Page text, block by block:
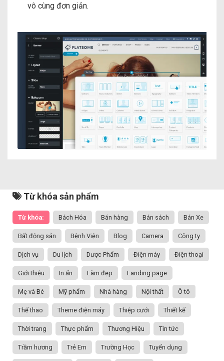
vô cùng đơn giản.
Từ khóa sản phẩm
Từ khóa: Bách Hóa Bán hàng Bán sách Bán Xe
Bất động sản Bệnh Viện Blog Camera Công ty
Dịch vụ Du lịch Dược Phẩm Điện máy Điện thoại
Giới thiệu In ấn Làm đẹp Landing page
Mẹ và Bé Mỹ phẩm Nhà hàng Nội thất Ô tô
Thể thao Theme điện máy Thiệp cưới Thiết kế
Thời trang Thực phẩm Thương Hiệu Tin tức
Trầm hương Trẻ Em Trường Học Tuyển dụng